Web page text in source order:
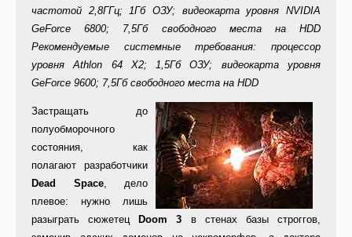
частотой 2,8ГГц; 1Гб ОЗУ; видеокарта уровня NVIDIA
GeForce 6800; 7,5Гб свободного места на HDD
Рекомендуемые системные требования: процессор
уровня Athlon 64 X2; 1,5Гб ОЗУ; видеокарта уровня
GeForce 9600; 7,5Гб свободного места на HDD
Застращать до
полуобморочного
состояния, как
полагают разработчики
Dead Space, дело
плевое: нужно лишь
разыграть сюжетец
Doom 3 в стенах базы строггов,